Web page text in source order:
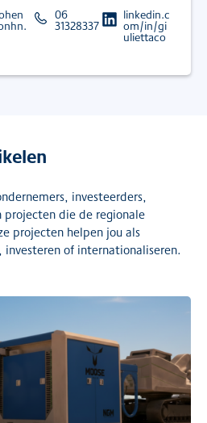
06
31328337
linkedin.c
om/in/gi
uliettaco
investeerders,
projecten die de regionale
projecten helpen jou als
of internationaliseren.